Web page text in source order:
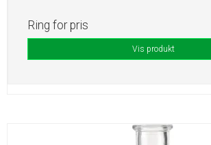
Ring for pris
Vis produkt